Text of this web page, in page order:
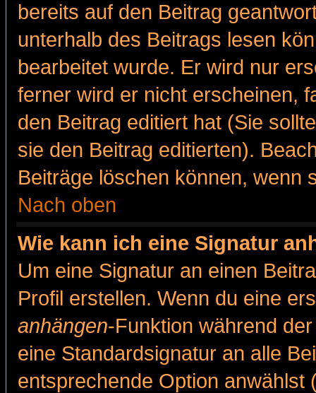
bereits auf den Beitrag
unterhalb des Beitrags lesen
bearbeitet wurde. Er wird nur
ferner wird er nicht erscheinen,
den Beitrag editiert hat (Sie
sie den Beitrag editierten).
Beiträge löschen können, wenn
Nach oben
Wie kann ich eine Signatur
Um eine Signatur an einen
Profil erstellen. Wenn du eine
anhängen-Funktion während
eine Standardsignatur an alle
entsprechende Option anwählst